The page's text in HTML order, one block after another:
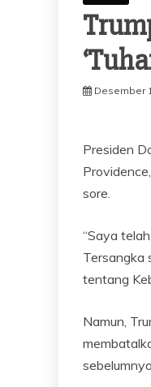
Desember
Presiden
sore.
“Saya
Tersangka
tentang
Namun,